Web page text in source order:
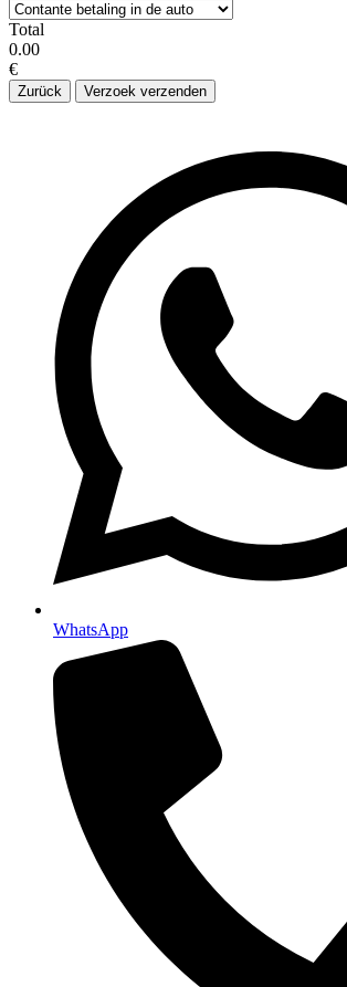
Total
0.00
€
Zurück Verzoek verzenden
WhatsApp